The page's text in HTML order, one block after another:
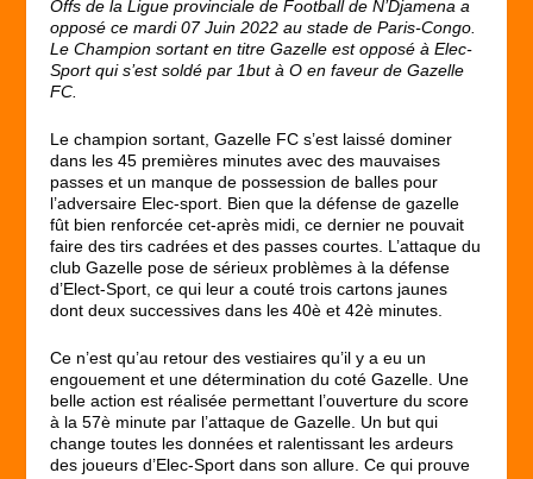
Offs de la Ligue provinciale de Football de N’Djamena a
opposé ce mardi 07 Juin 2022 au stade de Paris-Congo.
Le Champion sortant en titre Gazelle est opposé à Elec-
Sport qui s’est soldé par 1but à O en faveur de Gazelle
FC.
Le champion sortant, Gazelle FC s’est laissé dominer
dans les 45 premières minutes avec des mauvaises
passes et un manque de possession de balles pour
l’adversaire Elec-sport. Bien que la défense de gazelle
fût bien renforcée cet-après midi, ce dernier ne pouvait
faire des tirs cadrées et des passes courtes. L’attaque du
club Gazelle pose de sérieux problèmes à la défense
d’Elect-Sport, ce qui leur a couté trois cartons jaunes
dont deux successives dans les 40è et 42è minutes.
Ce n’est qu’au retour des vestiaires qu’il y a eu un
engouement et une détermination du coté Gazelle. Une
belle action est réalisée permettant l’ouverture du score
à la 57è minute par l’attaque de Gazelle. Un but qui
change toutes les données et ralentissant les ardeurs
des joueurs d’Elec-Sport dans son allure. Ce qui prouve